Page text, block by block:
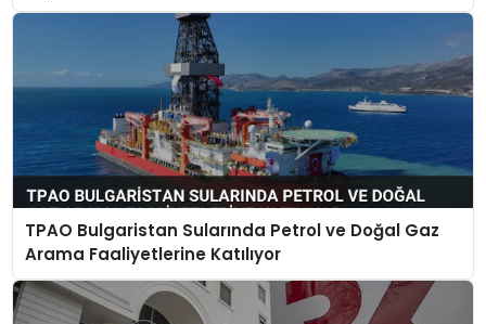
TPAO Bulgaristan Sularında Petrol ve Doğal Gaz
Arama Faaliyetlerine Katılıyor